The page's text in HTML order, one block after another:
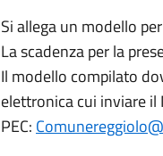
Si allega un modello
La scadenza per la
Il modello compilato
elettronica cui inviare il
PEC: